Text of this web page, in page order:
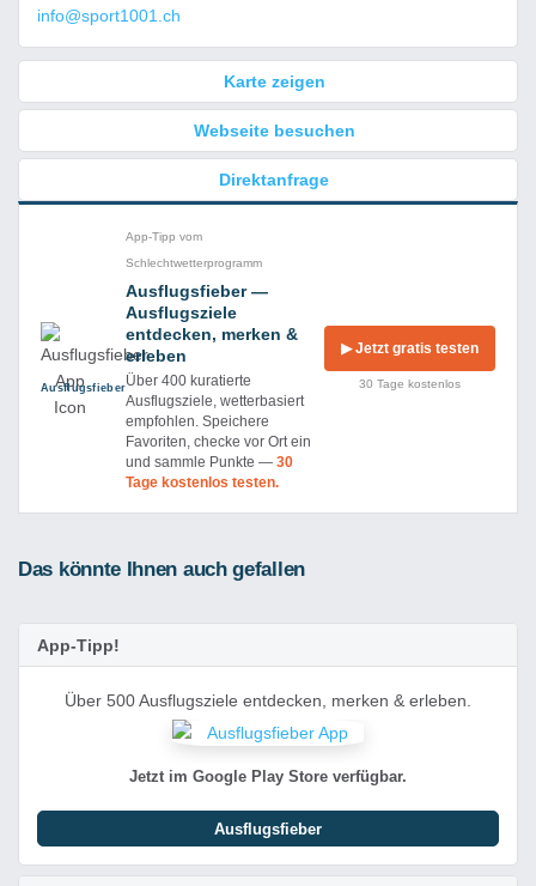
info@sport1001.ch
Karte zeigen
Webseite besuchen
Direktanfrage
Ausflug­sfieber
App-Tipp vom
Schlechtwetterprogramm
Ausflugsfieber —
Ausflugsziele
entdecken, merken &
erleben
Über 400 kuratierte
Ausflugsziele, wetterbasiert
empfohlen. Speichere
Favoriten, checke vor Ort ein
und sammle Punkte —30
Tage kostenlos testen.
▶ Jetzt gratis testen
30 Tage kostenlos
Das könnte Ihnen auch gefallen
App-Tipp!
Über 500 Ausflugsziele entdecken, merken & erleben.
Jetzt im Google Play Store verfügbar.
Ausflugsfieber